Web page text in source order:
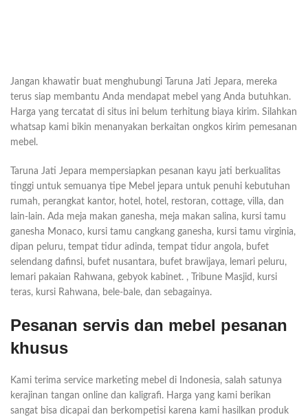
Jangan khawatir buat menghubungi Taruna Jati Jepara, mereka
terus siap membantu Anda mendapat mebel yang Anda butuhkan.
Harga yang tercatat di situs ini belum terhitung biaya kirim. Silahkan
whatsap kami bikin menanyakan berkaitan ongkos kirim pemesanan
mebel.
Taruna Jati Jepara mempersiapkan pesanan kayu jati berkualitas
tinggi untuk semuanya tipe Mebel jepara untuk penuhi kebutuhan
rumah, perangkat kantor, hotel, hotel, restoran, cottage, villa, dan
lain-lain. Ada meja makan ganesha, meja makan salina, kursi tamu
ganesha Monaco, kursi tamu cangkang ganesha, kursi tamu virginia,
dipan peluru, tempat tidur adinda, tempat tidur angola, bufet
selendang dafinsi, bufet nusantara, bufet brawijaya, lemari peluru,
lemari pakaian Rahwana, gebyok kabinet. , Tribune Masjid, kursi
teras, kursi Rahwana, bele-bale, dan sebagainya.
Pesanan servis dan mebel pesanan
khusus
Kami terima service marketing mebel di Indonesia, salah satunya
kerajinan tangan online dan kaligrafi. Harga yang kami berikan
sangat bisa dicapai dan berkompetisi karena kami hasilkan produk